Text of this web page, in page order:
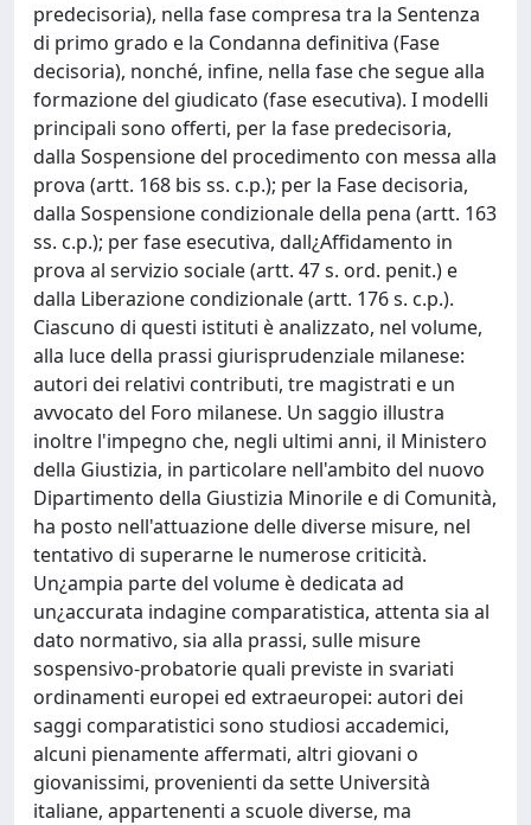
predecisoria), nella fase compresa tra la Sentenza
di primo grado e la Condanna definitiva (Fase
decisoria), nonché, infine, nella fase che segue alla
formazione del giudicato (fase esecutiva). I modelli
principali sono offerti, per la fase predecisoria,
dalla Sospensione del procedimento con messa alla
prova (artt. 168 bis ss. c.p.); per la Fase decisoria,
dalla Sospensione condizionale della pena (artt. 163
ss. c.p.); per fase esecutiva, dall¿Affidamento in
prova al servizio sociale (artt. 47 s. ord. penit.) e
dalla Liberazione condizionale (artt. 176 s. c.p.).
Ciascuno di questi istituti è analizzato, nel volume,
alla luce della prassi giurisprudenziale milanese:
autori dei relativi contributi, tre magistrati e un
avvocato del Foro milanese. Un saggio illustra
inoltre l'impegno che, negli ultimi anni, il Ministero
della Giustizia, in particolare nell'ambito del nuovo
Dipartimento della Giustizia Minorile e di Comunità,
ha posto nell'attuazione delle diverse misure, nel
tentativo di superarne le numerose criticità.
Un¿ampia parte del volume è dedicata ad
un¿accurata indagine comparatistica, attenta sia al
dato normativo, sia alla prassi, sulle misure
sospensivo-probatorie quali previste in svariati
ordinamenti europei ed extraeuropei: autori dei
saggi comparatistici sono studiosi accademici,
alcuni pienamente affermati, altri giovani o
giovanissimi, provenienti da sette Università
italiane, appartenenti a scuole diverse, ma